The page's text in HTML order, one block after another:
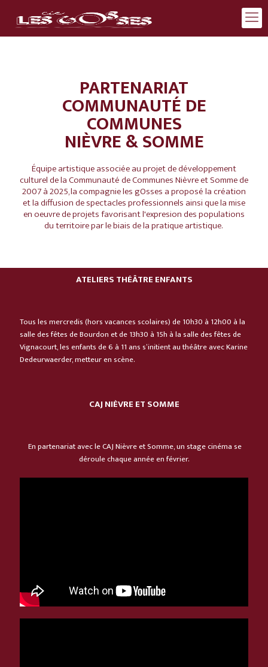
PARTENARIAT
COMMUNAUTÉ DE
COMMUNES
NIÈVRE & SOMME
Équipe artistique associée au projet de développement
culturel de la Communauté de Communes Nièvre et Somme de
2007 à 2025, la compagnie les gOsses a proposé la création
et la diffusion de spectacles professionnels ainsi que la mise
en oeuvre de projets favorisant l'expresion des populations
du territoire par le biais de la pratique artistique.
ATELIERS THÉÂTRE ENFANTS
Tous les mercredis (hors vacances scolaires) de 10h30 à 12h00 à la
salle des fêtes de Bourdon et de 13h30 à 15h à la salle des fêtes de
Vignacourt, les enfants de 6 à 11 ans s’initient au théâtre avec Karine
Dedeurwaerder, metteur en scène.
CAJ NIÈVRE ET SOMME
En partenariat avec le CAJ Nièvre et Somme, un stage cinéma se
déroule chaque année en février.